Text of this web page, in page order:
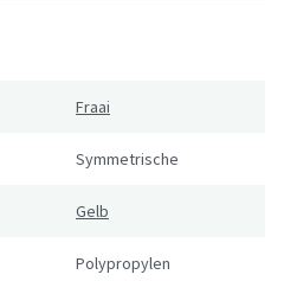
Fraai
Symmetrische
Gelb
Polypropylen